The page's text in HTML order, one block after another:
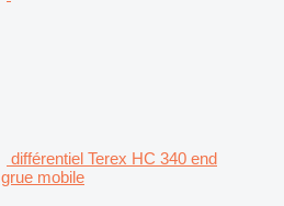
différentiel Terex HC 340 end
mobile